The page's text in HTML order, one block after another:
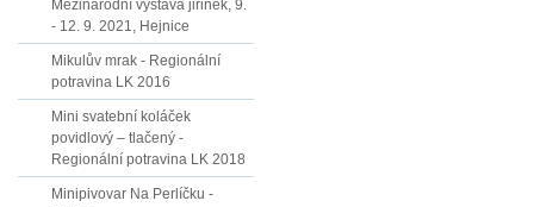
Mezinárodní výstava jiřinek, 9.
- 12. 9. 2021, Hejnice
Mikulův mrak - Regionální
potravina LK 2016
Mini svatební koláček
povidlový – tlačený -
Regionální potravina LK 2018
Minipivovar Na Perlíčku -